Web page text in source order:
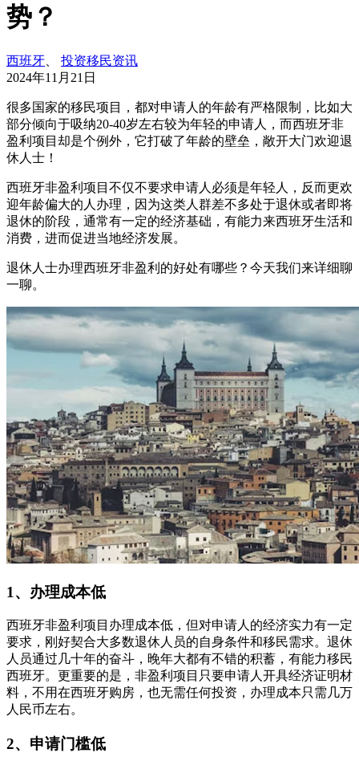
势？
西班牙
投资移民资讯
2024年11月21日
很多国家的移民项目，都对申请人的年龄有严格限制，比如大
部分倾向于吸纳20-40岁左右较为年轻的申请人，而西班牙非
盈利项目却是个例外，它打破了年龄的壁垒，敞开大门欢迎退
休人士！
西班牙非盈利项目不仅不要求申请人必须是年轻人，反而更欢
迎年龄偏大的人办理，因为这类人群差不多处于退休或者即将
退休的阶段，通常有一定的经济基础，有能力来西班牙生活和
消费，进而促进当地经济发展。
退休人士办理西班牙非盈利的好处有哪些？今天我们来详细聊
一聊。
1、办理成本低
西班牙非盈利项目办理成本低，但对申请人的经济实力有一定
要求，刚好契合大多数退休人员的自身条件和移民需求。退休
人员通过几十年的奋斗，晚年大都有不错的积蓄，有能力移民
西班牙。更重要的是，非盈利项目只要申请人开具经济证明材
料，不用在西班牙购房，也无需任何投资，办理成本只需几万
人民币左右。
2、申请门槛低